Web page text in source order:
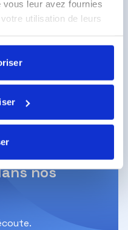
leur avez fournies
utilisation de leurs
nos